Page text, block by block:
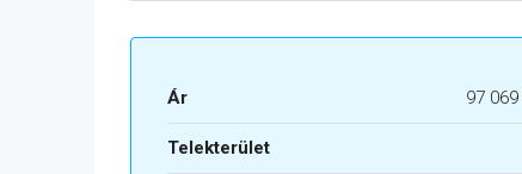
Ár 97
Telekterület